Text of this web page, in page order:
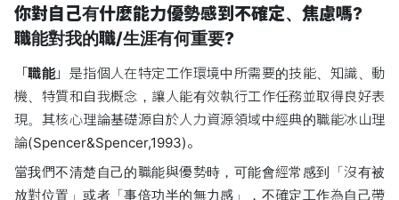
你對自己有什麼能力優勢感到不確定、焦慮嗎?
職能對我的職/生涯有何重要?
「職能」是指個人在特定工作環境中所需要的技能、知識、動
機、特質和自我概念，讓人能有效執行工作任務並取得良好表
現。其核心理論基礎源自於人力資源領域中經典的職能冰山理
論(Spencer&Spencer,1993)。
當我們不清楚自己的職能與優勢時，可能會經常感到「沒有被
放對位置」或者「事倍功半的無力感」，不確定工作為自己帶